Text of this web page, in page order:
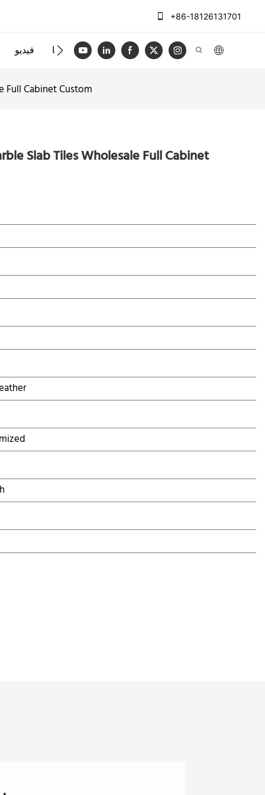
+86-18126131701
فيديو الاتصال بنا
Full Cabinet Custom
Slab Tiles Wholesale Full Cabinet